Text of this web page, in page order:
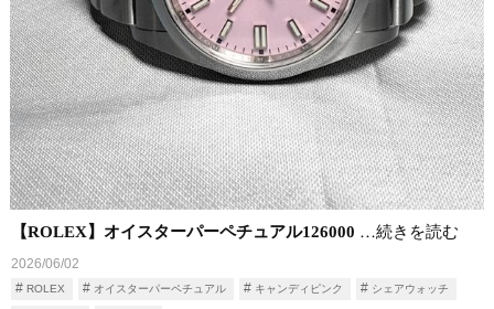
【ROLEX】オイスターパーペチュアル126000 …続きを読む
2026/06/02
ROLEX オイスターパーペチュアル キャンディピンク シェアウォッチ